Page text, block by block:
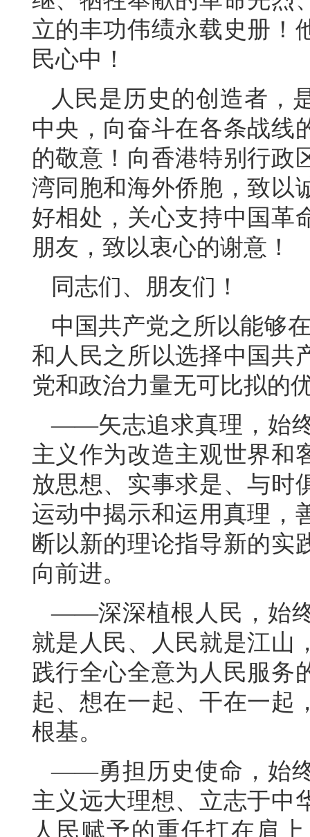
立的丰功伟绩永载史册！
民心中！
人民是历史的创造者，
中央，向奋斗在各条战线
的敬意！向香港特别行政
湾同胞和海外侨胞，致以
好相处，关心支持中国革
朋友，致以衷心的谢意！
同志们、朋友们！
中国共产党之所以能够
和人民之所以选择中国共
党和政治力量无可比拟的
——矢志追求真理，始
主义作为改造主观世界和
放思想、实事求是、与时
运动中揭示和运用真理，
断以新的理论指导新的实
向前进。
——深深植根人民，始
就是人民、人民就是江山
践行全心全意为人民服务
起、想在一起、干在一起
根基。
——勇担历史使命，始
主义远大理想、立志于中
人民赋予的重任扛在肩